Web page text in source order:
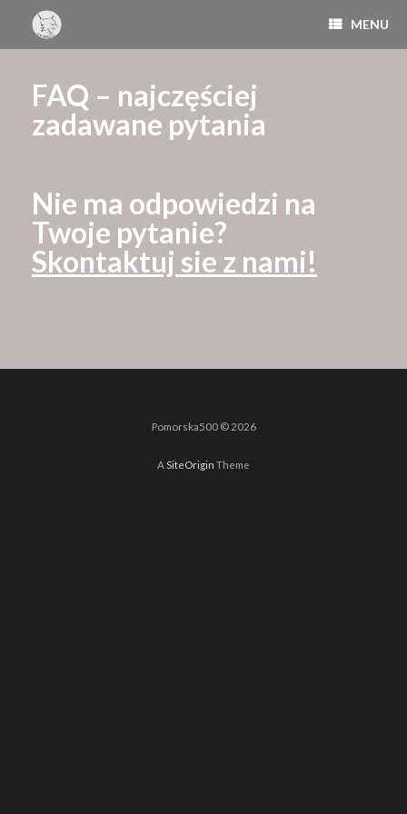
MENU
FAQ – najczęściej
zadawane pytania
Nie ma odpowiedzi na
Twoje pytanie?
Skontaktuj sie z nami!
Pomorska500 © 2026
A SiteOrigin Theme